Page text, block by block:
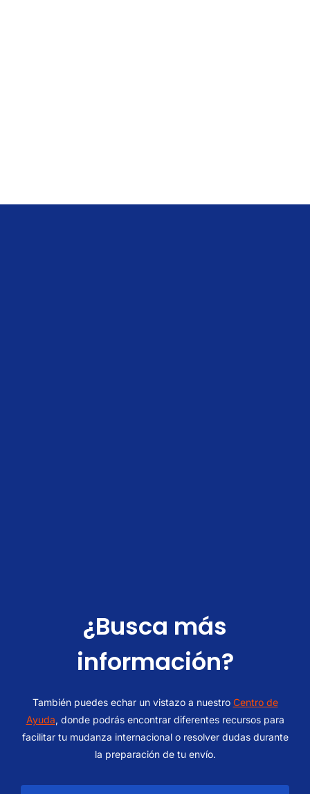
¿Busca más
información?
También puedes echar un vistazo a nuestro Centro de
Ayuda, donde podrás encontrar diferentes recursos para
facilitar tu mudanza internacional o resolver dudas durante
la preparación de tu envío.